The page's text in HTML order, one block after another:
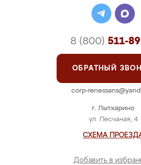
г. Лыткарино
ул. Песчаная, 4
СХЕМА
Добавить в
8 (800) 511-
ОБРАТНЫЙ
corp-